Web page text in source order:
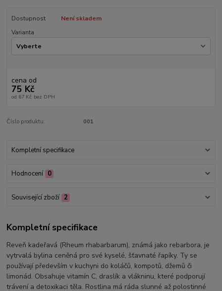
Dostupnost
Není skladem
Varianta
cena od
75 Kč
od 67 Kč bez DPH
Číslo produktu: 001
Kompletní specifikace
Hodnocení 0
Související zboží 2
Kompletní specifikace
Reveň kadeřavá (Rheum rhabarbarum), známá jako rebarbora, je
vytrvalá bylina ceněná pro své kyselé, šťavnaté řapíky. Ty se
používají především v kuchyni do koláčů, kompotů, džemů či
limonád. Obsahuje vitamín C, draslík a vlákninu, které podporují
trávení a detoxikaci těla. Rostlina má ráda slunné až polostinné